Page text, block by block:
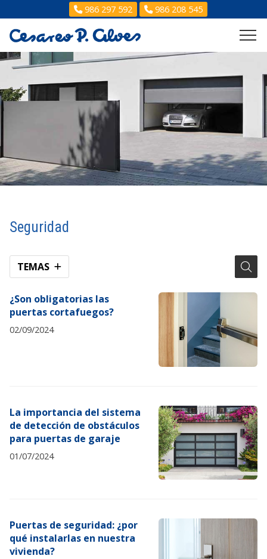
986 297 592 986 208 545
Seguridad
TEMAS
¿Son obligatorias las
puertas cortafuegos?
02/09/2024
La importancia del sistema
de detección de obstáculos
para puertas de garaje
01/07/2024
Puertas de seguridad: ¿por
qué instalarlas en nuestra
vivienda?